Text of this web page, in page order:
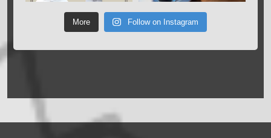
More Follow on Instagram